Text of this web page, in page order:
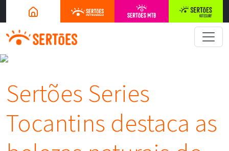
Sertões Series
Tocantins destaca as